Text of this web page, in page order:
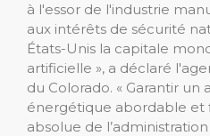
à l'essor de l'industrie
aux intérêts de sécurité
États-Unis la capitale
artificielle », a déclaré
du Colorado. « Garantir
énergétique abordable et
absolue de